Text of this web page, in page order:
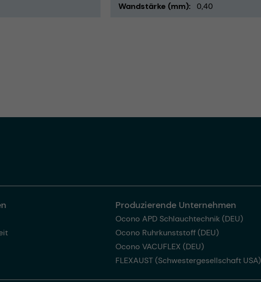
Wandstärke (mm) 0,40
Produzierende Unternehmen
Ocono APD Schlauchtechnik (DEU)
Ocono Ruhrkunststoff (DEU)
Ocono VACUFLEX (DEU)
FLEXAUST (Schwestergesellschaft USA)